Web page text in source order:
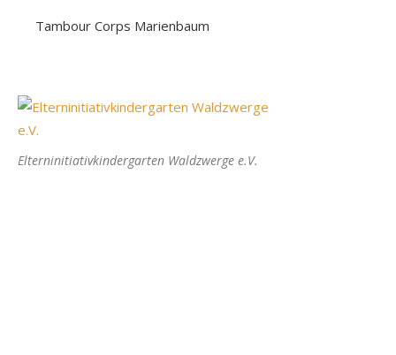
Tambour Corps Marienbaum
Elterninitiativkindergarten Waldzwerge e.V.